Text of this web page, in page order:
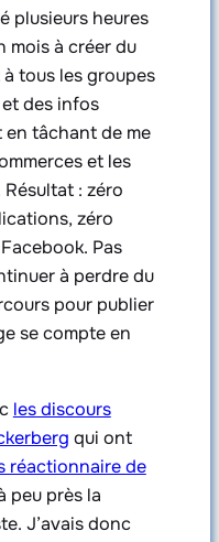
plusieurs heures
mois à créer du
tous les groupes
des infos
tâchant de me
et les
: zéro
zéro
Pas
à perdre du
pour publier
se compte en
les discours
qui ont
réactionnaire de
peu près la
J’avais donc